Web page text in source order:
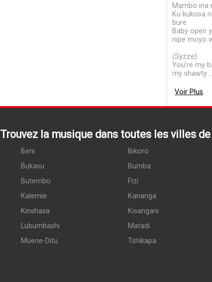
Mambo ina
Ku kukosa
bure
Baby open
nipe moyo
(Syzze)
You’re my
my shawty
Voir Plus
Trouvez la musique dans toutes les villes de
Beni Bikoro
Bukavu Bumba
Butembo Fizi
Kalemie Kananga
Kinshasa Kisangani
Lubumbashi Matadi
Muene-Ditu Tshikapa